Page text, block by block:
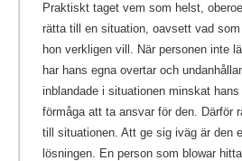
Praktiskt taget vem som helst,
rätta till en situation, oavsett vad
hon verkligen vill. När personen inte
har hans egna overtar och
inblandade i situationen minskat
förmåga att ta ansvar för den. Därför
till situationen. Att ge sig iväg är den
lösningen. En person som blowar